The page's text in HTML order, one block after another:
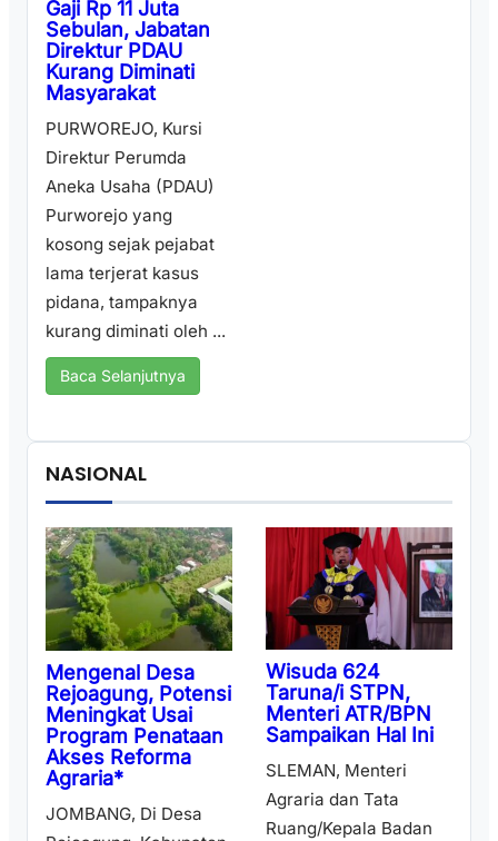
Gaji Rp 11 Juta
Sebulan, Jabatan
Direktur PDAU
Kurang Diminati
Masyarakat
PURWOREJO, Kursi
Direktur Perumda
Aneka Usaha (PDAU)
Purworejo yang
kosong sejak pejabat
lama terjerat kasus
pidana, tampaknya
kurang diminati oleh ...
Baca Selanjutnya
NASIONAL
Mengenal Desa
Rejoagung, Potensi
Meningkat Usai
Program Penataan
Akses Reforma
Agraria*
JOMBANG, Di Desa
Wisuda 624
Taruna/i STPN,
Menteri ATR/BPN
Sampaikan Hal Ini
SLEMAN, Menteri
Agraria dan Tata
Ruang/Kepala Badan